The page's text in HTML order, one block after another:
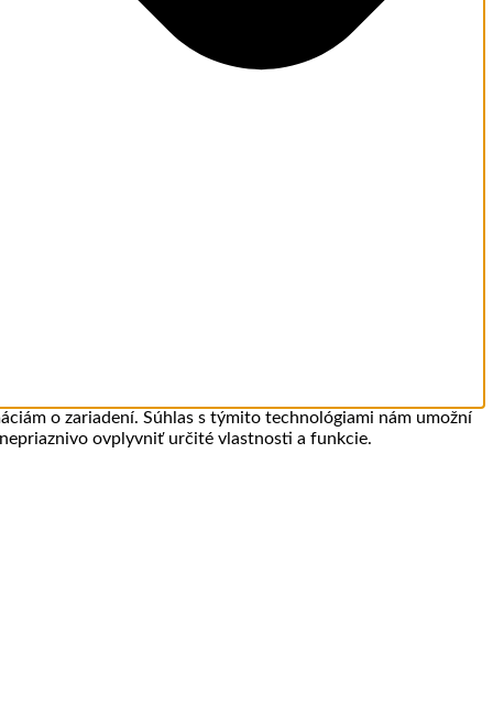
o zariadení. Súhlas s týmito technológiami nám umožní
ovplyvniť určité vlastnosti a funkcie.